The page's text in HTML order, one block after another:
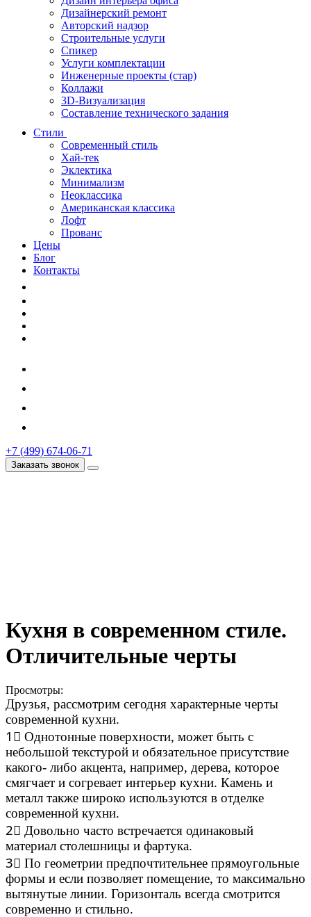
Дизайнерский ремонт
Авторский надзор
Строительные услуги
Спикер
Услуги комплектации
Инженерные проекты (стар)
Коллажи
3D-Визуализация
Составление технического задания
Стили
Современный стиль
Хай-тек
Эклектика
Минимализм
Неоклассика
Американская классика
Лофт
Прованс
Цены
Блог
Контакты
+7 (499) 674-06-71
Заказать звонок
Кухня в современном стиле.
Отличительные черты
Просмотры:
Друзья, рассмотрим сегодня характерные черты
современной кухни.
1⃣ Однотонные поверхности, может быть с
небольшой текстурой и обязательное присутствие
какого- либо акцента, например, дерева, которое
смягчает и согревает интерьер кухни. Камень и
металл также широко используются в отделке
современной кухни.
2⃣ Довольно часто встречается одинаковый
материал столешницы и фартука.
3⃣ По геометрии предпочтительнее прямоугольные
формы и если позволяет помещение, то максимально
вытянутые линии. Горизонталь всегда смотрится
современно и стильно.